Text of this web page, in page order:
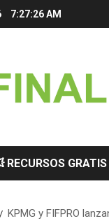
7:27:27 AM
RECURSOS GRATIS
KPMG y FIFPRO